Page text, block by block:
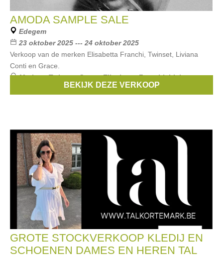
AMODA SAMPLE SALE
Edegem
23 oktober 2025 --- 24 oktober 2025
Verkoop van de merken Elisabetta Franchi, Twinset, Liviana
Conti en Grace.
Merken:Twinset,Grace,Elisabetta Franchi,Liviana
BEKIJK DEZE VERKOOP
GROTE STOCKVERKOOP KLEDIJ EN
SCHOENEN DAMES EN HEREN TAL